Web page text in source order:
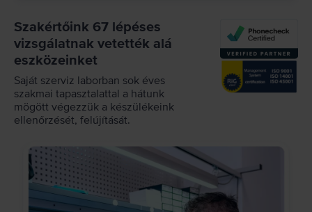
Szakértőink 67 lépéses
vizsgálatnak vetették alá
eszközeinket
Saját szerviz laborban sok éves
szakmai tapasztalattal a hátunk
mögött végezzük a készülékeink
ellenőrzését, felújítását.